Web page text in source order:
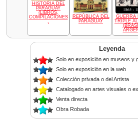
HISTORIA DEL
PARAGUAY
(LIBROS,
COMPILACIONES
REPÚBLICA DEL
PARAGUAY
GUERRA
TRIPLE
Leyenda
Solo en exposición en museos y
Solo en exposición en la web
Colección privada o del Artista
Catalogado en artes visuales o
Venta directa
Obra Robada